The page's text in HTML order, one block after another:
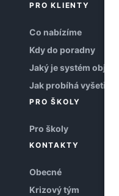
PRO KLIENTY
Co nabízíme
Kdy do poradny
Jaký je systém
Jak probíhá vyšetření
PRO ŠKOLY
Pro školy
KONTAKTY
Obecné
Krizový tým